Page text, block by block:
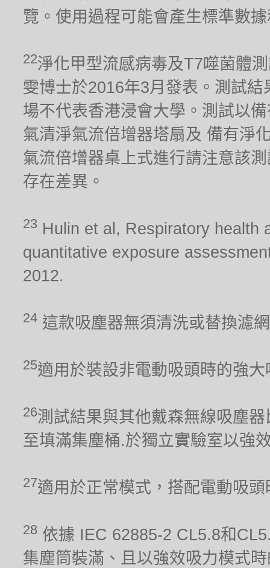
覽。使用過程可能會產生標準數
22淨化甲型流感病毒及T7噬菌體
雯博士於2016年3月發表。測試
場不代表香港浸會大學。測試以
氣清淨氣流倍增器塔扇及 備有淨
氣流倍增器桌上式進行請注意該
存在差異。
23 Hulin et al, Respiratory health
quantitative exposure
2012.
24 這款吸塵器無須清洗或替換濾
25適用於裝設非電動吸頭時的強
26測試結果與其他戴森無線吸塵
至填滿集塵桶.於獨立實驗室以強
27適用於正常模式，搭配電動吸
28 依據 IEC 62885-2 CL5.8和
集塵筒裝滿、且以強效吸力模式